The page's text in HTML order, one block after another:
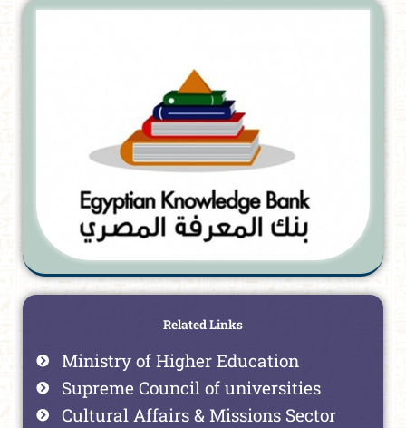
Related Links
Ministry of Higher Education
Supreme Council of universities
Cultural Affairs & Missions Sector